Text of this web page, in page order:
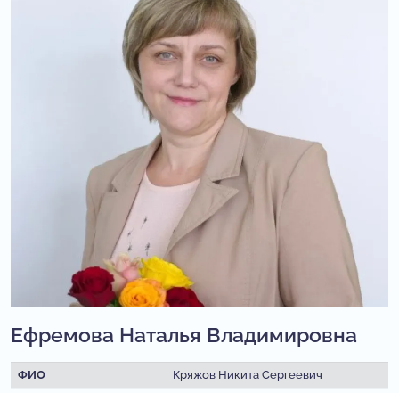
Ефремова Наталья Владимировна
ФИО
Кряжов Никита Сергеевич